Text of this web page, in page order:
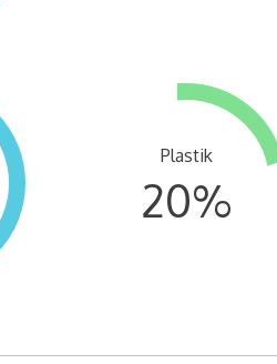
Plastik
20%